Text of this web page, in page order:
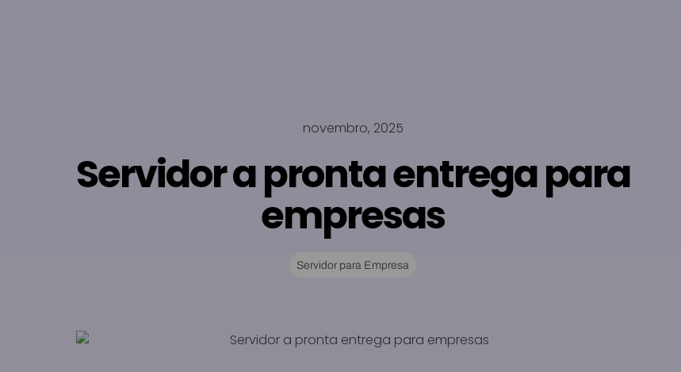
novembro, 2025
Servidor a pronta entrega para
empresas
Servidor para Empresa